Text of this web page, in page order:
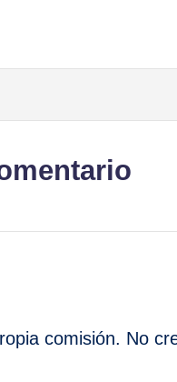
comisión. No